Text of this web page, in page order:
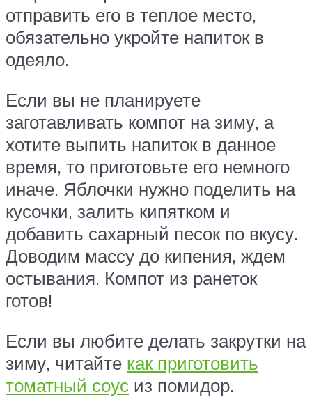
отправить его в теплое место,
обязательно укройте напиток в
одеяло.
Если вы не планируете
заготавливать компот на зиму, а
хотите выпить напиток в данное
время, то приготовьте его немного
иначе. Яблочки нужно поделить на
кусочки, залить кипятком и
добавить сахарный песок по вкусу.
Доводим массу до кипения, ждем
остывания. Компот из ранеток
готов!
Если вы любите делать закрутки на
зиму, читайте как приготовить
томатный соус из помидор.